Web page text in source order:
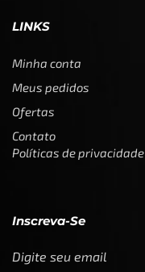
LINKS
Minha conta
Meus pedidos
Ofertas
Contato
Políticas de privacidade
Inscreva-Se
Digite seu email